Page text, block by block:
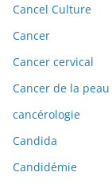
Cancel Culture
Cancer
Cancer cervical
Cancer de la peau
cancérologie
Candida
Candidémie